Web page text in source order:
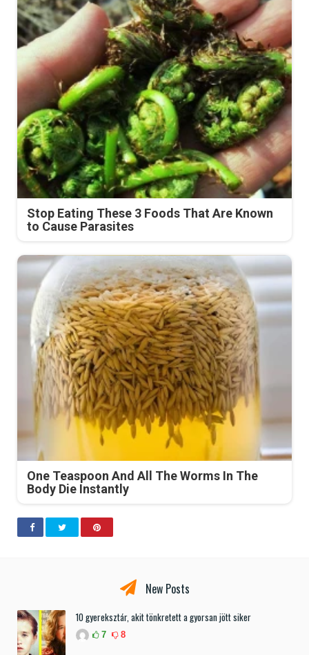
Stop Eating These 3 Foods That Are Known
to Cause Parasites
One Teaspoon And All The Worms In The
Body Die Instantly
New Posts
10 gyereksztár, akit tönkretett a gyorsan jött siker
7 8